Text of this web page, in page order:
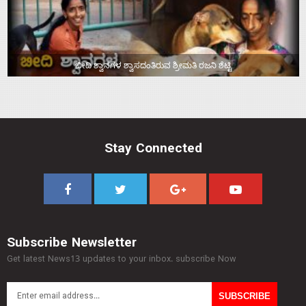
ಬೀದಿ ಶ್ವಾನಗಳ ಶ್ವಾಸದಂತಿರುವ ಶ್ರೀಮತಿ ರಜನಿ ಶೆಟ್ಟಿ
Stay Connected
Subscribe Newsletter
Get latest News13 updates to your inbox. subscribe Now